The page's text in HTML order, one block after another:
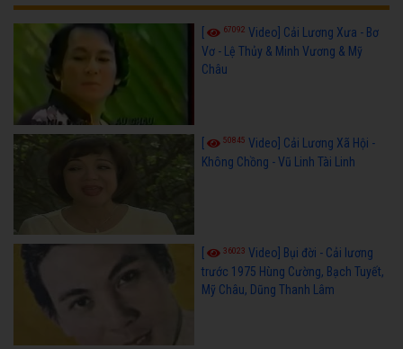
67092 Video] Cải Lương Xưa - Bơ
Vơ - Lệ Thủy & Minh Vương & Mỹ
Châu
[ 50845 Video] Cải Lương Xã Hội -
Không Chồng - Vũ Linh Tài Linh
36023 Video] Bụi đời - Cải lương
trước 1975 Hùng Cường, Bạch Tuyết,
Mỹ Châu, Dũng Thanh Lâm